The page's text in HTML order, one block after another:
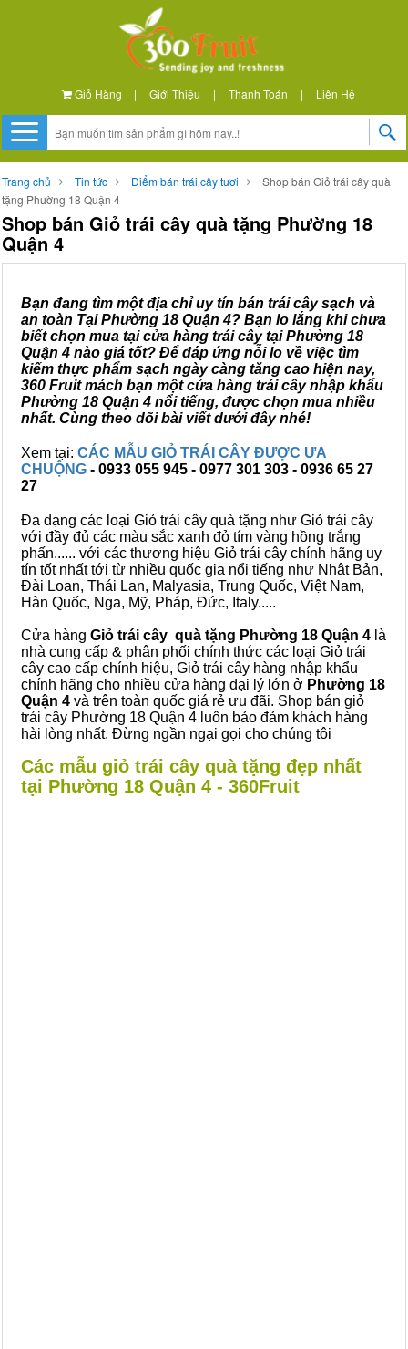
Giỏ Hàng | Giới Thiệu | Thanh Toán | Liên Hệ
Trang chủ Tin tức Điểm bán trái cây tươi
Shop bán Giỏ trái cây quà
tặng Phường 18 Quận 4
Shop bán Giỏ trái cây quà tặng Phường 18
Quận 4
Bạn đang tìm một địa chỉ uy tín bán trái cây sạch và
an toàn Tại Phường 18 Quận 4? Bạn lo lắng khi chưa
biết chọn mua tại cửa hàng trái cây tại Phường 18
Quận 4 nào giá tốt? Để đáp ứng nỗi lo về việc tìm
kiếm thực phẩm sạch ngày càng tăng cao hiện nay,
360 Fruit mách bạn một cửa hàng trái cây nhập khẩu
Phường 18 Quận 4 nổi tiếng, được chọn mua nhiều
nhất. Cùng theo dõi bài viết dưới đây nhé!
Xem tại: CÁC MẪU GIỎ TRÁI CÂY ĐƯỢC ƯA
CHUỘNG - 0933 055 945 - 0977 301 303 - 0936 65 27
27
Đa dạng các loại Giỏ trái cây quà tặng như Giỏ trái cây
với đầy đủ các màu sắc xanh đỏ tím vàng hồng trắng
phấn...... với các thương hiệu Giỏ trái cây chính hãng uy
tín tốt nhất tới từ nhiều quốc gia nổi tiếng như Nhật Bản,
Đài Loan, Thái Lan, Malyasia, Trung Quốc, Việt Nam,
Hàn Quốc, Nga, Mỹ, Pháp, Đức, Italy.....
Cửa hàng Giỏ trái cây quà tặng Phường 18 Quận 4 là
nhà cung cấp & phân phối chính thức các loại Giỏ trái
cây cao cấp chính hiệu, Giỏ trái cây hàng nhập khẩu
chính hãng cho nhiều cửa hàng đại lý lớn ở Phường 18
Quận 4 và trên toàn quốc giá rẻ ưu đãi. Shop bán giỏ
trái cây Phường 18 Quận 4 luôn bảo đảm khách hàng
hài lòng nhất. Đừng ngần ngại gọi cho chúng tôi
Các mẫu giỏ trái cây quà tặng đẹp nhất
tại Phường 18 Quận 4 - 360Fruit